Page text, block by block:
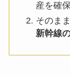
産を確保
そのま
新幹線